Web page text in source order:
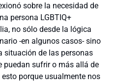
sobre la necesidad de
persona LGBTIQ+
no sólo desde la lógica
-en algunos casos- sino
situación de las personas
puedan sufrir o más allá de
porque usualmente nos